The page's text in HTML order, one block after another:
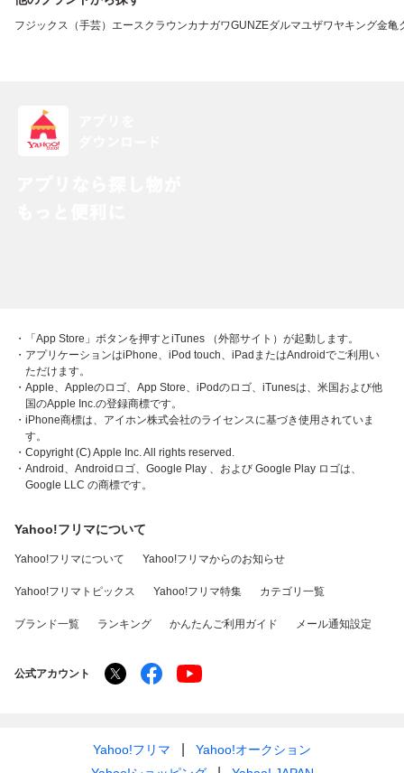
フジックス（手芸） エースクラウンカナガワGUNZEダルマユザワヤキング金亀
・「App Store」ボタンを押すとiTunes （外部サイト）が起動します。
・アプリケーションはiPhone、iPod touch、iPadまたはAndroidでご利用い
ただけます。
・Apple、Appleのロゴ、App Store、iPodのロゴ、iTunesは、米国および他
国のApple Inc.の登録商標です。
・iPhone商標は、アイホン株式会社のライセンスに基づき使用されていま
す。
・Copyright (C) Apple Inc. All rights reserved.
・Android、Androidロゴ、Google Play 、および Google Play ロゴは、
Google LLC の商標です。
Yahoo!フリマについて
Yahoo!フリマについて Yahoo!フリマからのお知らせ
Yahoo!フリマトピックス Yahoo!フリマ特集 カテゴリ一覧
ブランド一覧 ランキング かんたんご利用ガイド メール通知設定
公式アカウント
Yahoo!フリマ
Yahoo!オークション